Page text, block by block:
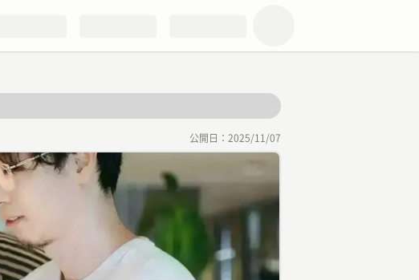
公開日： 2025/11/07